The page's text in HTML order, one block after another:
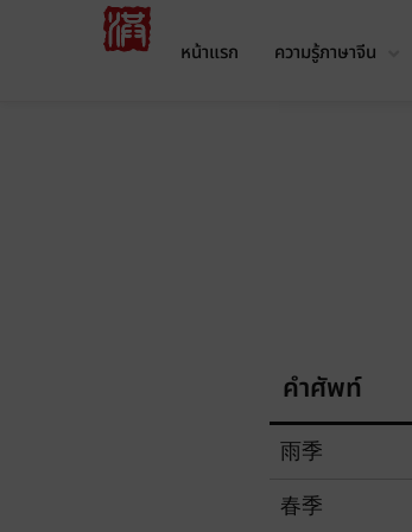
หน้าแรก ความรู้ภาษาจีน
คำศัพท์
雨季
春季